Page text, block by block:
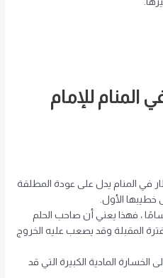
المنام للإمام
في المنام يدل على عودة المطلقة
خطيبها الأول.
سامًا ، فهذا يعني أن صاحب الحلم
المقبلة وقد يصعب عليه الخروج
الخسارة المادية الكبيرة التي قد